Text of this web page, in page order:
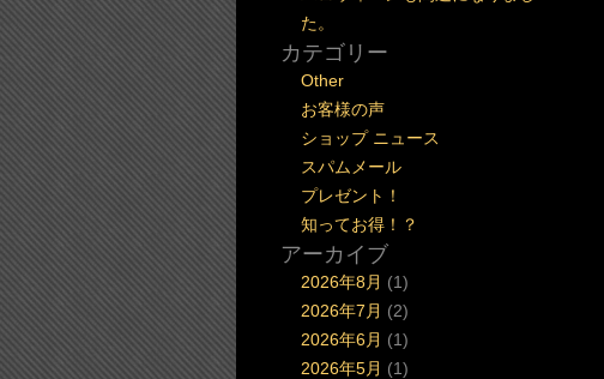
た。
カテゴリー
Other
お客様の声
ショップ ニュース
スパムメール
プレゼント！
知ってお得！？
アーカイブ
2026年8月 (1)
2026年7月 (2)
2026年6月 (1)
2026年5月 (1)